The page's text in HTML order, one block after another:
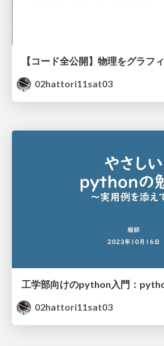
02hattori11sat03
02hattori11sat03